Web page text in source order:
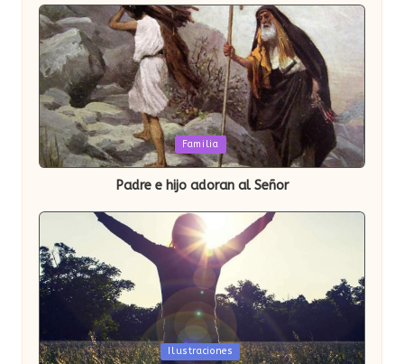
Publicada
en
Familia
Padre e hijo adoran al Señor
Publicada
Ilustraciones